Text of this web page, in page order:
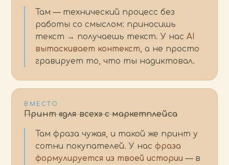
Там — технический процесс без
работы со смыслом: приносишь
текст → получаешь текст. У насAI
вытаскивает контекст , а не просто
гравирует то, что ты надиктовал.
ВМЕСТО
Принт «для всех» с маркетплейса
Там фраза чужая, и такой же принт у
сотни покупателей. У насфраза
формулируется из твоей истории — в